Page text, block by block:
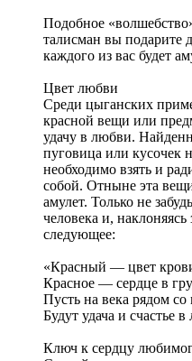
Подобное
талисман вы подарите
каждого из вас будет
Цвет любви
Среди цыганских
красной вещи или
удачу в любви.
пуговица или кусочек
необходимо взять и
собой. Отныне эта
амулет. Только не
человека и,
следующее:
«Красный — цвет
Красное — сердце в
Пусть на века рядом
Будут удача и счастье
Ключ к сердцу